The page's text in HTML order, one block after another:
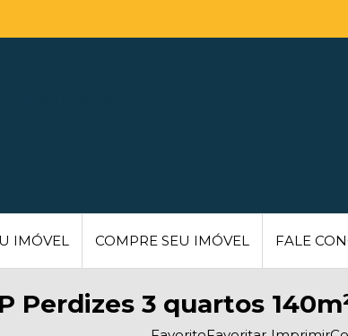
IMÓVEL COMPRE SEU IMÓVEL FALE
Perdizes 3 quartos